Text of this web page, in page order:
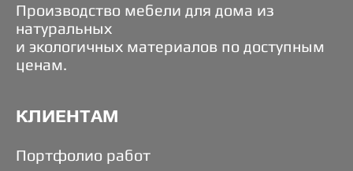
Производство мебели для дома из
натуральных
и экологичных материалов по доступным
ценам.
КЛИЕНТАМ
Портфолио работ